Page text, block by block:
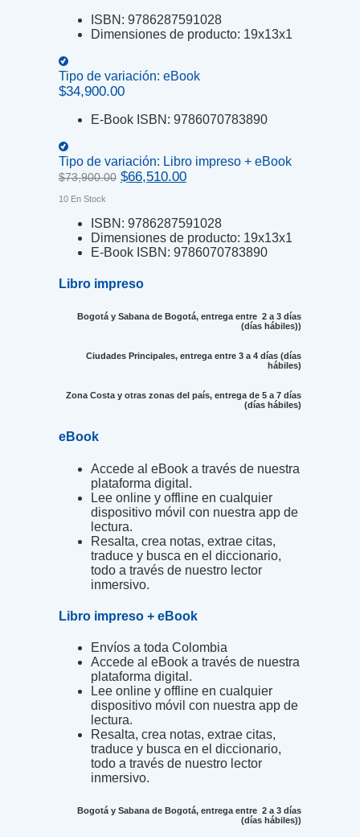
ISBN: 9786287591028
Dimensiones de producto: 19x13x1
Tipo de variación: eBook
$34,900.00
E-Book ISBN: 9786070783890
Tipo de variación: Libro impreso + eBook
$73,900.00 Original
$73,900.00.
$66,510.00Current
$66,510.00.
10 En Stock
ISBN: 9786287591028
Dimensiones de producto: 19x13x1
E-Book ISBN: 9786070783890
Libro impreso
Bogotá y Sabana de Bogotá, entrega entre 2 a 3 días
(días hábiles))
Ciudades Principales, entrega entre 3 a 4 días (días
hábiles)
Zona Costa y otras zonas del país, entrega de 5 a 7 días
(días hábiles)
eBook
Accede al eBook a través de nuestra
plataforma digital.
Lee online y offline en cualquier
dispositivo móvil con nuestra app de
lectura.
Resalta, crea notas, extrae citas,
traduce y busca en el diccionario,
todo a través de nuestro lector
inmersivo.
Libro impreso + eBook
Envíos a toda Colombia
Accede al eBook a través de nuestra
plataforma digital.
Lee online y offline en cualquier
dispositivo móvil con nuestra app de
lectura.
Resalta, crea notas, extrae citas,
traduce y busca en el diccionario,
todo a través de nuestro lector
inmersivo.
Bogotá y Sabana de Bogotá, entrega entre 2 a 3 días
(días hábiles))